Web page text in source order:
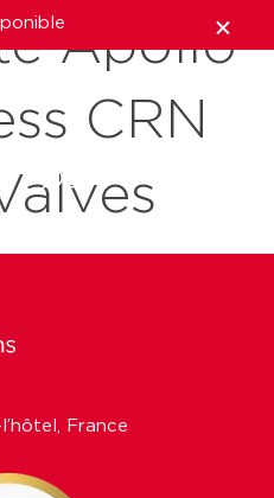
Apollo
CRN
France